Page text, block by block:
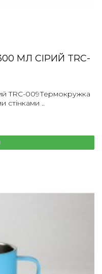
МЛ СІРИЙ TRC-
TRC-009Термокружка
стінками ..